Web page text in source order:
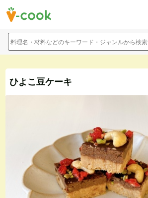
料理名・材料などのキーワード・ジャンルから検索
ひよこ豆ケーキ